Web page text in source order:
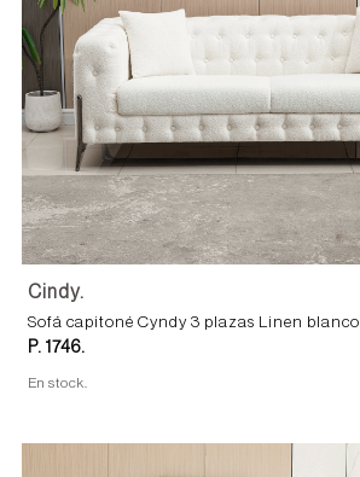
Cindy.
Sofá capitoné Cyndy 3 plazas Linen blanco.
P. 1746.
En stock.